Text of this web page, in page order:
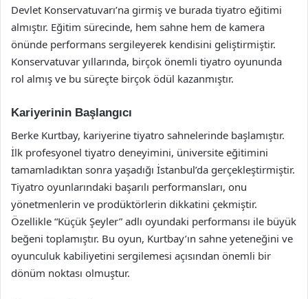
Devlet Konservatuvarı’na girmiş ve burada tiyatro eğitimi
almıştır. Eğitim sürecinde, hem sahne hem de kamera
önünde performans sergileyerek kendisini geliştirmiştir.
Konservatuvar yıllarında, birçok önemli tiyatro oyununda
rol almış ve bu süreçte birçok ödül kazanmıştır.
Kariyerinin Başlangıcı
Berke Kurtbay, kariyerine tiyatro sahnelerinde başlamıştır.
İlk profesyonel tiyatro deneyimini, üniversite eğitimini
tamamladıktan sonra yaşadığı İstanbul’da gerçekleştirmiştir.
Tiyatro oyunlarındaki başarılı performansları, onu
yönetmenlerin ve prodüktörlerin dikkatini çekmiştir.
Özellikle “Küçük Şeyler” adlı oyundaki performansı ile büyük
beğeni toplamıştır. Bu oyun, Kurtbay’ın sahne yeteneğini ve
oyunculuk kabiliyetini sergilemesi açısından önemli bir
dönüm noktası olmuştur.